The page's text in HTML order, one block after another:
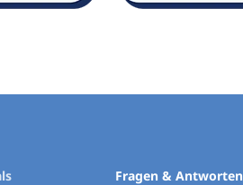
Fragen & Antworten